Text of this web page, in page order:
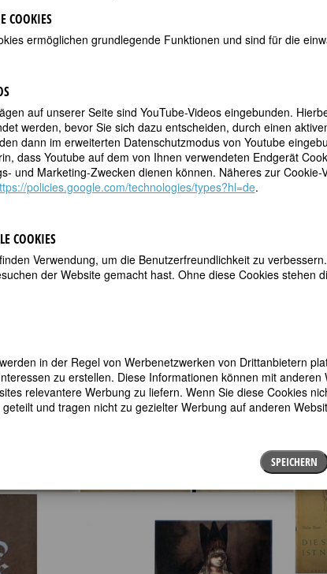
• Literatur & Quellen
ist.“ Mit drei Jahren verlangt sie Bleistift und Papier, um zu
Lehrerin, und ihr Vater, Großkaufmann, erkennen die
Vaters belastet sie schwer, und sie zeichnet später immer
an der Landeskunstschule in Karlsruhe, nach drei
Kunstschulen war sie Meisterschülerin und gehörte, schon
Neuen Sachlichkeit.
Hans Fischer, mit dem sie fast zwei Jahre lang in Rom
langersehnte Kind. Im Krieg waren ihre
als Fabrikarbeiterin oder zeichnet in der Anatomie
COOKIES
ermöglichen grundlegende Funktionen und sind für die
auf unserer Seite sind YouTube-Videos eingebunden.
werden, bevor Sie sich dazu entscheiden, durch einen
dann im erweiterten Datenschutzmodus von Youtube
dass Youtube auf dem von Ihnen verwendeten Endgerät
und Marketing-Zwecken dienen können. Näheres zur
policies.google.com/technologies/types?hl=de.
COOKIES
Verwendung, um die Benutzerfreundlichkeit zu
der Website gemacht hast. Ohne diese Cookies stehen
in der Regel von Werbenetzwerken von Drittanbietern
zu erstellen. Diese Informationen können mit
relevantere Werbung zu liefern. Wenn Sie diese Cookies
und tragen nicht zu gezielter Werbung auf anderen
SPEICHERN